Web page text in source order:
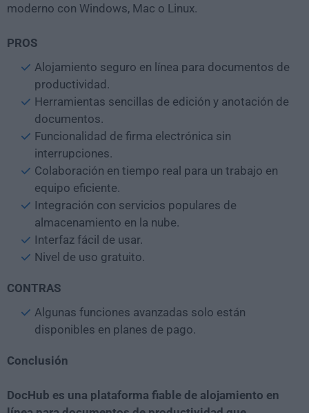
moderno con Windows, Mac o Linux.
PROS
Alojamiento seguro en línea para documentos de
productividad.
Herramientas sencillas de edición y anotación de
documentos.
Funcionalidad de firma electrónica sin
interrupciones.
Colaboración en tiempo real para un trabajo en
equipo eficiente.
Integración con servicios populares de
almacenamiento en la nube.
Interfaz fácil de usar.
Nivel de uso gratuito.
CONTRAS
Algunas funciones avanzadas solo están
disponibles en planes de pago.
Conclusión
DocHub es una plataforma fiable de alojamiento en